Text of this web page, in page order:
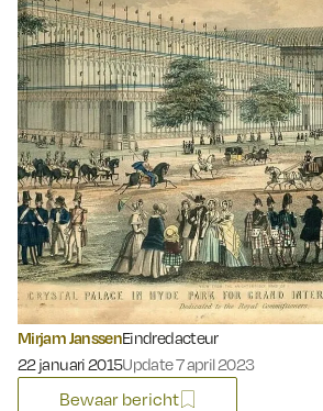
Mirjam JanssenEindredacteur
Gepubliceerd op:
22 januari 2015Update 7 april 2023
Bewaar bericht